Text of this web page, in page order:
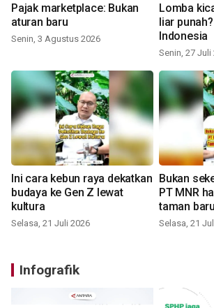
Pajak marketplace: Bukan
aturan baru
Senin, 3 Agustus 2026
Lomba
liar
Indonesia
Senin, 27 Juli
Ini cara kebun raya dekatkan
budaya ke Gen Z lewat
kultura
Selasa, 21 Juli 2026
Bukan
PT MNR
taman
Selasa, 21
Infografik